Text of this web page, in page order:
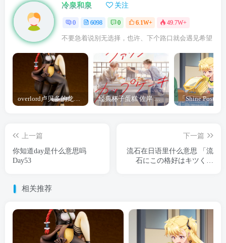
冷泉和泉 关注
0 6098 0 6.1W+ 49.7W+
不要急着说别无选择，也许、下个路口就会遇见希望
overlord卢贝多的龙王谁厉害 「Overlord」露普斯蕾琪娜·贝塔手办开订 经典杯子蛋糕 佐岸 漫画「经典杯子蛋糕」宣布真人日剧化
上一篇
你知道day是什么意思吗
Day53
下一篇
流石在日语里什么意思 「流
石にこの格好はキツくな
相关推荐